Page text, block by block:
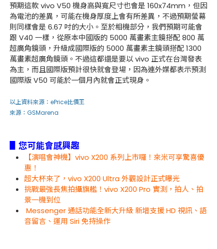
預期這款 vivo V50 機身高與寬尺寸也會是 160x74mm，但因
為電池的差異，可能在機身厚度上會有所差異，不過預期螢幕
則同樣會是 6.67 吋的大小。至於相機部分，我們預期可能會
跟 V40 一樣，從原本中國版的 5000 萬畫素主鏡搭配 800 萬
超廣角鏡頭，升級成國際版的 5000 萬畫素主鏡頭搭配 1300
萬畫素超廣角鏡頭。不過這都還是要以 vivo 正式在台灣發表
為主，而且國際版預計很快就會登場，因為連外媒都表示預測
國際版 V50 可能於一個月內就會正式現身。
以上資料來源： ePrice比價王
來源： GSMarena
▋您可能會感興趣
【演唱會神機】vivo X200 系列上市囉！來米可享驚喜優
惠！
超大杯來了，vivo X200 Ultra 外觀設計正式曝光
挑戰最強長焦拍攝旗艦！vivo X200 Pro 實測，拍人、拍
景一機到位
Messenger 通話功能全新大升級 新增支援 HD 視訊、語
音留言、運用 Siri 免持操作